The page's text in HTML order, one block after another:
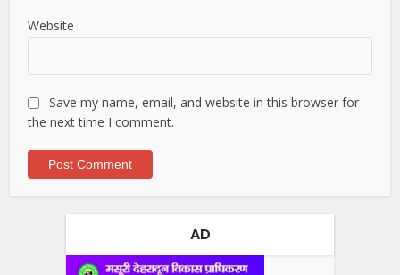
Website
Save my name, email, and website in this browser for
the next time I comment.
AD